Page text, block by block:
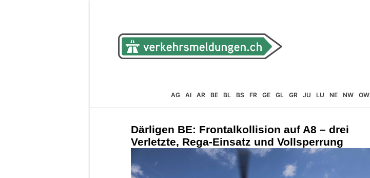
AG AI AR BE BL BS FR GE GL GR JU LU NE NW OW
Därligen BE: Frontalkollision auf A8 – drei
Verletzte, Rega-Einsatz und Vollsperrung